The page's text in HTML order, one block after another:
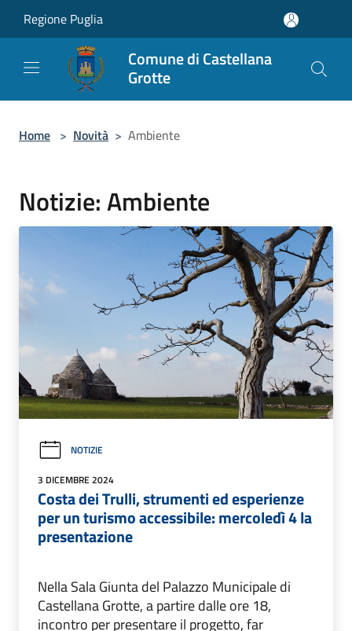
Regione Puglia
Comune di Castellana
Grotte
Home > Novità > Ambiente
Notizie: Ambiente
NOTIZIE
3 DICEMBRE 2024
Costa dei Trulli, strumenti ed esperienze
per un turismo accessibile: mercoledì 4 la
presentazione
Nella Sala Giunta del Palazzo Municipale di
Castellana Grotte, a partire dalle ore 18,
incontro per presentare il progetto, far